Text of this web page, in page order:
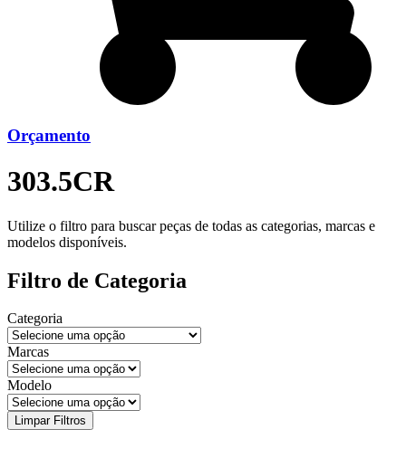
Orçamento
303.5CR
Utilize o filtro para buscar peças de todas as categorias, marcas e
modelos disponíveis.
Filtro de Categoria
Categoria
Marcas
Modelo
Limpar Filtros